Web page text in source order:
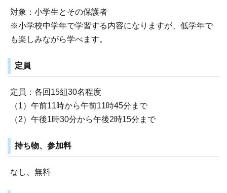
対象：小学生とその保護者
※小学校中学年で学習する内容になりますが、低学年で
も楽しみながら学べます。
定員
定員：各回15組30名程度
（1）午前11時から午前11時45分まで
（2）午後1時30分から午後2時15分まで
持ち物、参加料
なし、無料